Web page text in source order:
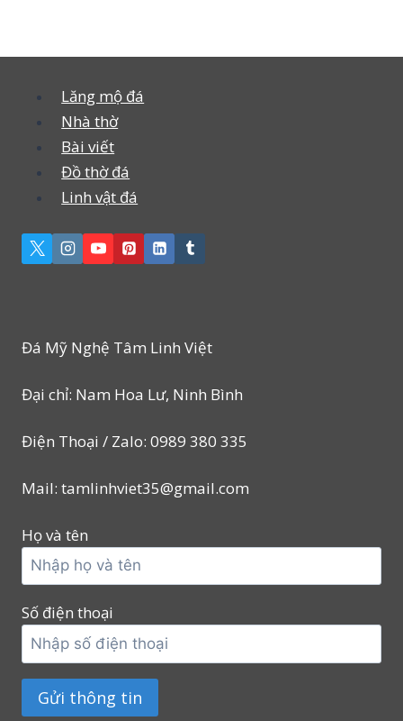
Lăng mộ đá
Nhà thờ
Bài viết
Đồ thờ đá
Linh vật đá
Đá Mỹ Nghệ Tâm Linh Việt
Đại chỉ: Nam Hoa Lư, Ninh Bình
Điện Thoại / Zalo: 0989 380 335
Mail: tamlinhviet35@gmail.com
Họ và tên
Số điện thoại